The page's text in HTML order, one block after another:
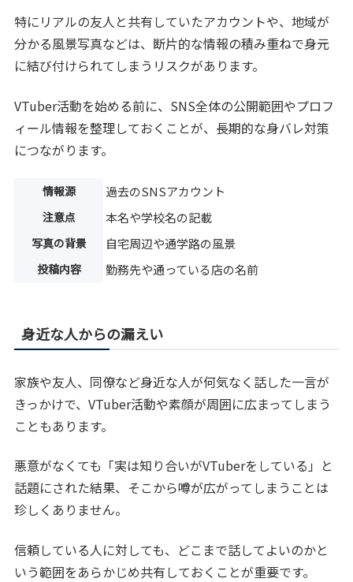
特にリアルの友人と共有していたアカウントや、地域が
分かる風景写真などは、断片的な情報の積み重ねで身元
に結び付けられてしまうリスクがあります。
VTuber活動を始める前に、SNS全体の公開範囲やプロフ
ィール情報を整理しておくことが、長期的な身バレ対策
につながります。
情報源 過去のSNSアカウント
注意点 本名や学校名の記載
写真の背景 自宅周辺や通学路の風景
投稿内容 勤務先や通っている店の名前
身近な人からの漏えい
家族や友人、同僚など身近な人が何気なく話した一言が
きっかけで、VTuber活動や素顔が周囲に広まってしまう
こともあります。
悪意がなくても「実は知り合いがVTuberをしている」と
話題にされた結果、そこから噂が広がってしまうことは
珍しくありません。
信頼している人に対しても、どこまで話してよいのかと
いう範囲をあらかじめ共有しておくことが重要です。